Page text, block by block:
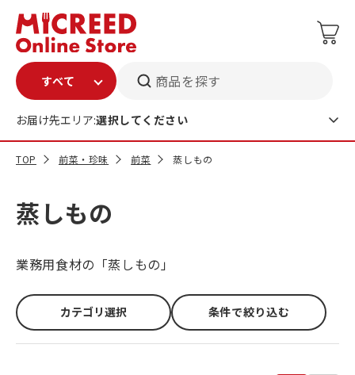
商品を探す
お届け先エリア:選択してください
TOP 前菜・珍味 前菜 蒸しもの
蒸しもの
業務用食材の「蒸しもの」
カテゴリ選択 条件で絞り込む